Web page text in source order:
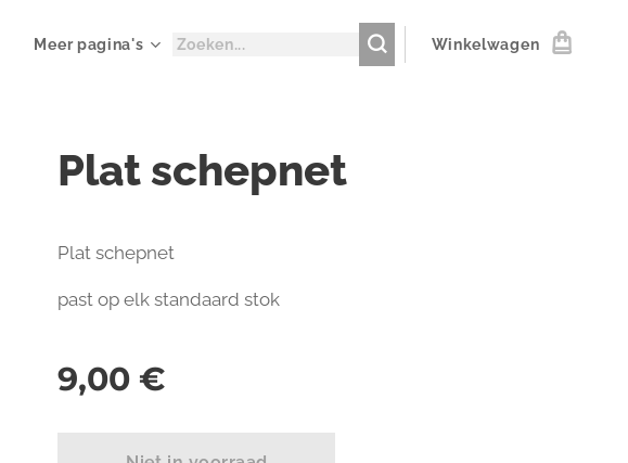
Meer pagina's Winkelwagen
Plat schepnet
Plat schepnet
past op elk standaard stok
9,00 €